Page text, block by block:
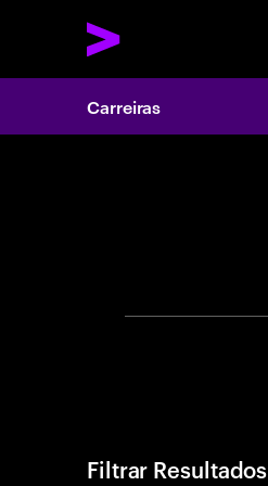
Carreiras
Filtrar Resultados